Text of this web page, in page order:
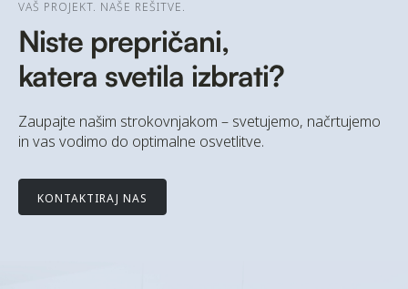
VAŠ PROJEKT. NAŠE REŠITVE.
Niste prepričani,
katera svetila izbrati?
Zaupajte našim strokovnjakom – svetujemo, načrtujemo
in vas vodimo do optimalne osvetlitve.
KONTAKTIRAJ NAS